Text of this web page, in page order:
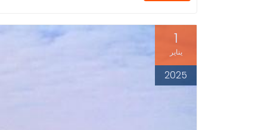
1
يناير
2025